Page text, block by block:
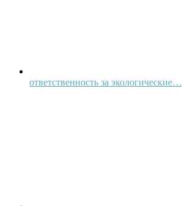
ответственность за экологические…